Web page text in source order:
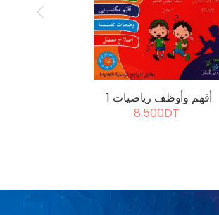
أفهم وأوظف رياضيات 1
8.500DT